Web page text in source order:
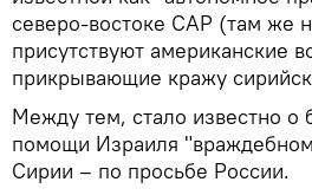
северо-востоке САР (там же
присутствуют американские
прикрывающие кражу
Между тем, стало известно о
помощи Израиля
Сирии – по просьбе России.